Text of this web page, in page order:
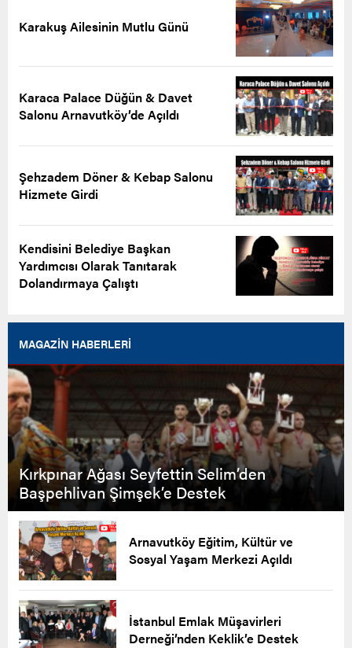
Karakuş Ailesinin Mutlu Günü
Karaca Palace Düğün & Davet
Salonu Arnavutköy’de Açıldı
Şehzadem Döner & Kebap Salonu
Hizmete Girdi
Kendisini Belediye Başkan
Yardımcısı Olarak Tanıtarak
Dolandırmaya Çalıştı
MAGAZİN HABERLERİ
Kırkpınar Ağası Seyfettin Selim’den
Başpehlivan Şimşek’e Destek
Arnavutköy Eğitim, Kültür ve
Sosyal Yaşam Merkezi Açıldı
İstanbul Emlak Müşavirleri
Derneği’nden Keklik’e Destek